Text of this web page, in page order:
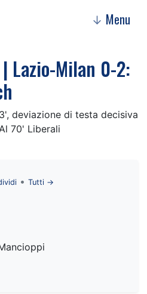
↓ Menu
Lazio-Milan 0-2:
deviazione di testa decisiva
70' Liberali
• Tutti →